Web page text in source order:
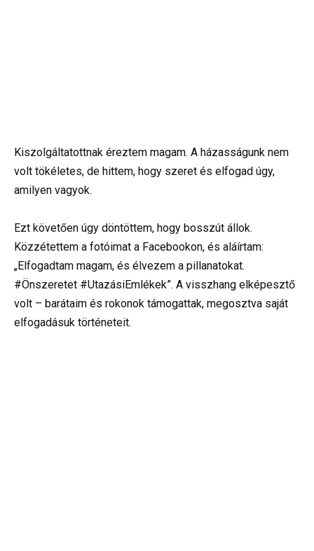
Kiszolgáltatottnak éreztem magam. A házasságunk nem
volt tökéletes, de hittem, hogy szeret és elfogad úgy,
amilyen vagyok.
Ezt követően úgy döntöttem, hogy bosszút állok.
Közzétettem a fotóimat a Facebookon, és aláírtam:
„Elfogadtam magam, és élvezem a pillanatokat.
#Önszeretet #UtazásiEmlékek”. A visszhang elképesztő
volt – barátaim és rokonok támogattak, megosztva saját
elfogadásuk történeteit.